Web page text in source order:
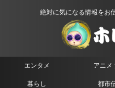
絶対に気になる情報をお
エンタメ アニメ
暮らし 都市